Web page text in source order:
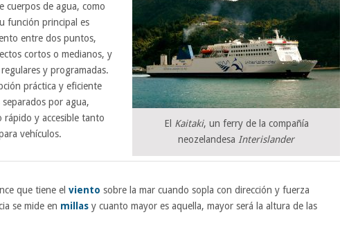
El Kaitaki, un ferry de la compañía
neozelandesaInterislander
cuerpos de agua, como
función principal es
entre dos puntos,
cortos o medianos, y
y programadas.
práctica y eficiente
por agua,
rápido y accesible tanto
vehículos.
que tiene el viento sobre la mar cuando sopla con dirección y fuerza
se mide en millas y cuanto mayor es aquella, mayor será la altura de las